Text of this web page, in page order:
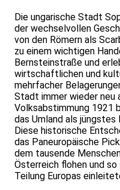
Die ungarische Stadt
der wechselvollen
von den Römern als
zu einem wichtigen
Bernsteinstraße und
wirtschaftlichen und
mehrfacher
Stadt immer wieder neu
Volksabstimmung 1921
das Umland als jüngstes
Diese historische
das Paneuropäische
dem tausende
Österreich flohen und
Teilung Europas